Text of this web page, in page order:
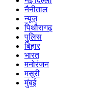
नैनीताल
न्यूज़
पिथौरागढ़
पुलिस
बिहार
भारत
मनोरंजन
मसूरी
मुंबई